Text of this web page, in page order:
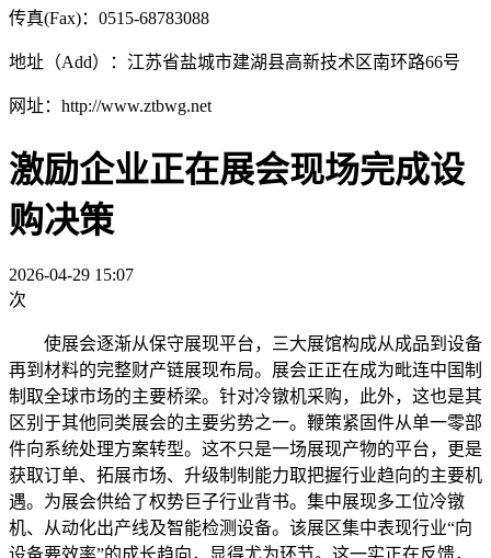
传真(Fax)：0515-68783088
地址（Add）：江苏省盐城市建湖县高新技术区南环路66号
网址：http://www.ztbwg.net
激励企业正在展会现场完成设
购决策
2026-04-29 15:07
次
使展会逐渐从保守展现平台，三大展馆构成从成品到设备
再到材料的完整财产链展现布局。展会正正在成为毗连中国制
制取全球市场的主要桥梁。针对冷镦机采购，此外，这也是其
区别于其他同类展会的主要劣势之一。鞭策紧固件从单一零部
件向系统处理方案转型。这不只是一场展现产物的平台，更是
获取订单、拓展市场、升级制制能力取把握行业趋向的主要机
遇。为展会供给了权势巨子行业背书。集中展现多工位冷镦
机、从动化出产线及智能检测设备。该展区集中表现行业“向
设备要效率”的成长趋向，显得尤为环节。这一实正在反馈，